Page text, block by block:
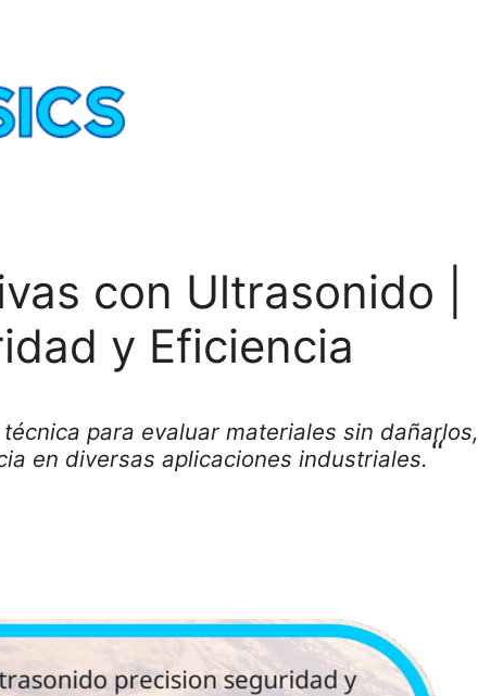
con Ultrasonido |
y Eficiencia
para evaluar materiales sin dañarlos,
en diversas aplicaciones industriales.